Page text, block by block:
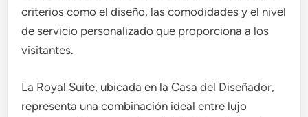
criterios como el diseño, las comodidades y el nivel
de servicio personalizado que proporciona a los
visitantes.
La Royal Suite, ubicada en la Casa del Diseñador,
representa una combinación ideal entre lujo